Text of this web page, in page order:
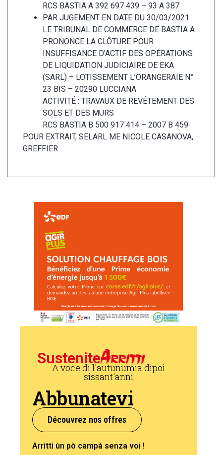
RCS BASTIA A 392 697 439 – 93 A 387
PAR JUGEMENT EN DATE DU 30/03/2021
LE TRIBUNAL DE COMMERCE DE BASTIA A
PRONONCE LA CLÔTURE POUR
INSUFFISANCE D’ACTIF DES OPÉRATIONS
DE LIQUIDATION JUDICIAIRE DE EKA
(SARL) – LOTISSEMENT L’ORANGERAIE N°
23 BIS – 20290 LUCCIANA
ACTIVITÉ : TRAVAUX DE REVÊTEMENT DES
SOLS ET DES MURS
RCS BASTIA B 500 917 414 – 2007 B 459
POUR EXTRAIT, SELARL ME NICOLE CASANOVA,
GREFFIER
Sustenite
A voce di l'autunumia dipoi
sissant'anni
Abbunatevi
Découvrez nos offres
Arritti ùn pò campà senza voi !